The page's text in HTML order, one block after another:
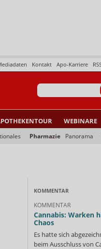
Apo-Karriere
Kontakt
WEBINARE
Pharmazie Panorama
KOMMENTAR
KOMMENTAR
Cannabis: Warken
Chaos
Es hatte sich
beim Ausschluss von